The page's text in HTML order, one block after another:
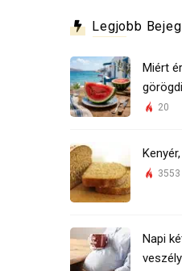
Legjobb
Miért
20
3553
Napi